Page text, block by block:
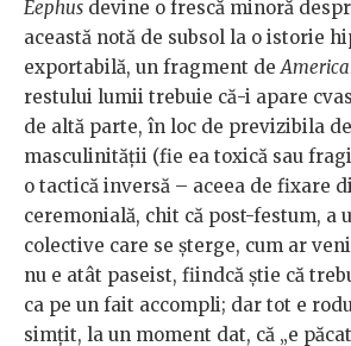
Eephus devine o frescă minoră
această notă de subsol la o istorie
exportabilă, un fragment de
restului lumii trebuie că-i apare
de altă parte, în loc de previzibila
masculinității (fie ea toxică sau
o tactică inversă – aceea de fixare
ceremonială, chit că post-festum, a
colective care se șterge, cum ar
nu e atât paseist, fiindcă știe că
ca pe un fait accompli; dar tot e
simțit, la un moment dat, că „e